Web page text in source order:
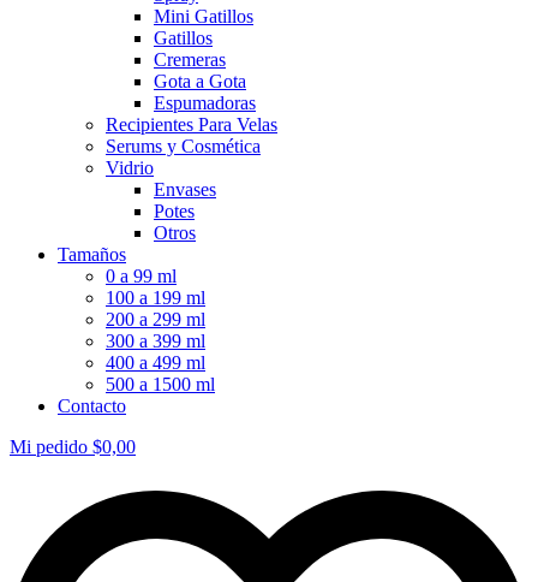
Mini Gatillos
Gatillos
Cremeras
Gota a Gota
Espumadoras
Recipientes Para Velas
Serums y Cosmética
Vidrio
Envases
Potes
Otros
Tamaños
0 a 99 ml
100 a 199 ml
200 a 299 ml
300 a 399 ml
400 a 499 ml
500 a 1500 ml
Contacto
Mi pedido $0,00